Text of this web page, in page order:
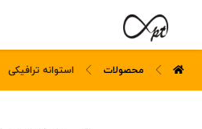
محصولات استوانه ترافیکی